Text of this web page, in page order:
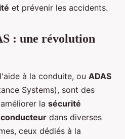
et prévenir les accidents.
: une révolution
à la conduite, ou ADAS
Systems), sont des
la sécurité
conducteur dans diverses
ceux dédiés à la